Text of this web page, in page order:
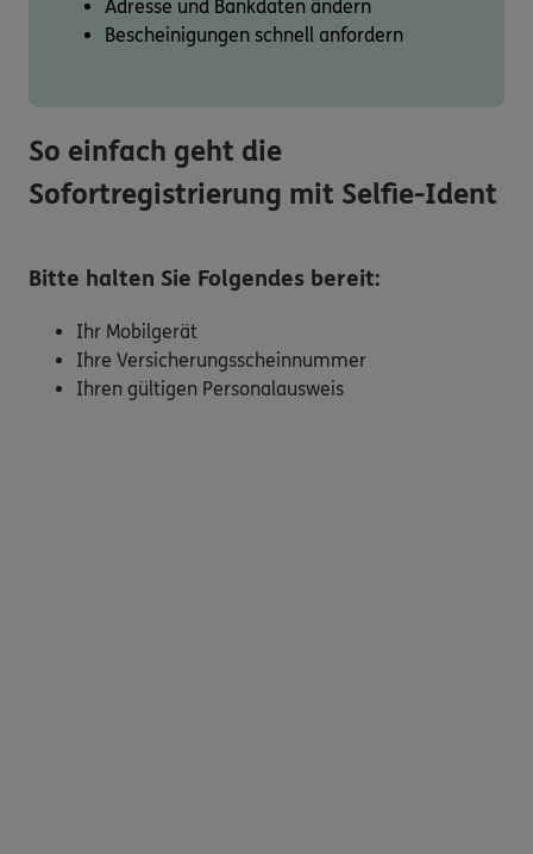
Adresse und Bankdaten ändern
Bescheinigungen schnell anfordern
So einfach geht die
Sofortregistrierung mit Selfie-Ident
Bitte halten Sie Folgendes bereit:
Ihr Mobilgerät
Ihre Versicherungsscheinnummer
Ihren gültigen Personalausweis